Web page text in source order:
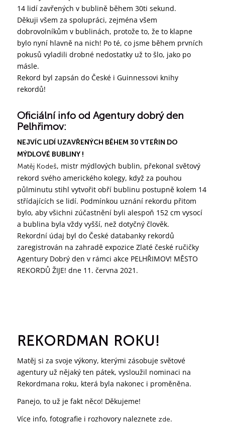
14 lidí zavřených v bublině během 30ti sekund.
Děkuji všem za spolupráci, zejména všem
dobrovolníkům v bublinách, protože to, že to klapne
bylo nyní hlavně na nich! Po té, co jsme během prvních
pokusů vyladili drobné nedostatky už to šlo, jako po
másle.
Rekord byl zapsán do České i Guinnessovi knihy
rekordů!
Oficiální info od Agentury dobrý den
Pelhřimov:
NEJVÍC LIDÍ UZAVŘENÝCH BĚHEM 30 VTEŘIN DO
MÝDLOVÉ BUBLINY !
Matěj Kodeš, mistr mýdlových bublin, překonal světový
rekord svého amerického kolegy, když za pouhou
půlminutu stihl vytvořit obří bublinu postupně kolem 14
střídajících se lidí. Podmínkou uznání rekordu přitom
bylo, aby všichni zúčastnění byli alespoň 152 cm vysocí
a bublina byla vždy vyšší, než dotyčný člověk.
Rekordní údaj byl do České databanky rekordů
zaregistrován na zahradě expozice Zlaté české ručičky
Agentury Dobrý den v rámci akce PELHŘIMOV! MĚSTO
REKORDŮ ŽIJE! dne 11. června 2021.
REKORDMAN ROKU!
Matěj si za svoje výkony, kterými zásobuje světové
agentury už nějaký ten pátek, vysloužil nominaci na
Rekordmana roku, která byla nakonec i proměněna.
Panejo, to už je fakt něco! Děkujeme!
Více info, fotografie i rozhovory naleznete zde.